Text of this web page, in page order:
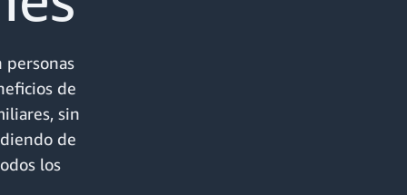
personas
de
sin
de
los